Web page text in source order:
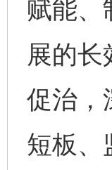
赋能、
展的
促治，
短板、